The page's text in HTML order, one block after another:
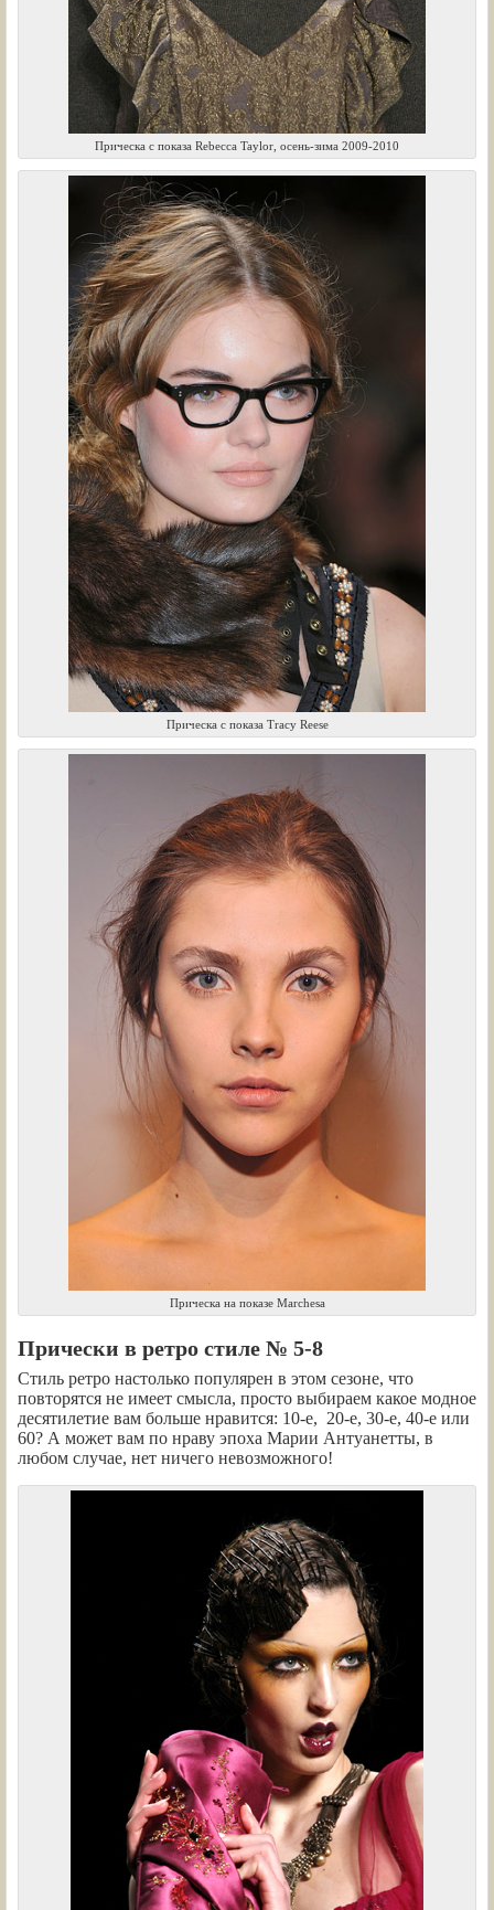
Прическа с показа Rebecca Taylor, осень-зима 2009-2010
Прическа с показа Tracy Reese
Прическа на показе Marchesa
Прически в ретро стиле № 5-8
Стиль ретро настолько популярен в этом сезоне, что
повторятся не имеет смысла, просто выбираем какое модное
десятилетие вам больше нравится: 10-е, 20-е, 30-е, 40-е или
60? А может вам по нраву эпоха Марии Антуанетты, в
любом случае, нет ничего невозможного!